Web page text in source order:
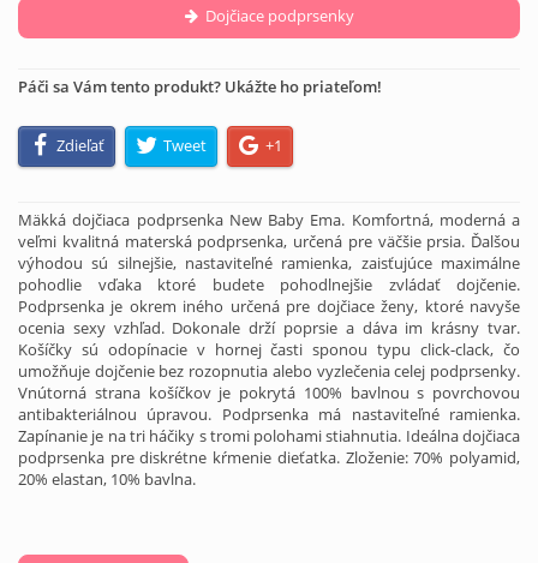
Dojčiace podprsenky
Páči sa Vám tento produkt? Ukážte ho priateľom!
Zdieľať Tweet +1
Mäkká dojčiaca podprsenka New Baby Ema. Komfortná, moderná a
veľmi kvalitná materská podprsenka, určená pre väčšie prsia. Ďalšou
výhodou sú silnejšie, nastaviteľné ramienka, zaisťujúce maximálne
pohodlie vďaka ktoré budete pohodlnejšie zvládať dojčenie.
Podprsenka je okrem iného určená pre dojčiace ženy, ktoré navyše
ocenia sexy vzhľad. Dokonale drží poprsie a dáva im krásny tvar.
Košíčky sú odopínacie v hornej časti sponou typu click-clack, čo
umožňuje dojčenie bez rozopnutia alebo vyzlečenia celej podprsenky.
Vnútorná strana košíčkov je pokrytá 100% bavlnou s povrchovou
antibakteriálnou úpravou. Podprsenka má nastaviteľné ramienka.
Zapínanie je na tri háčiky s tromi polohami stiahnutia. Ideálna dojčiaca
podprsenka pre diskrétne kŕmenie dieťatka. Zloženie: 70% polyamid,
20% elastan, 10% bavlna.